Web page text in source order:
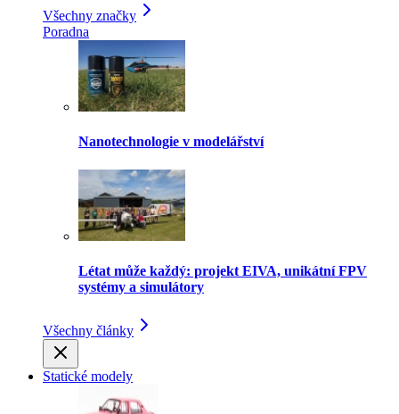
Všechny značky
Poradna
Nanotechnologie v modelářství
Létat může každý: projekt EIVA, unikátní FPV
systémy a simulátory
Všechny články
Statické modely